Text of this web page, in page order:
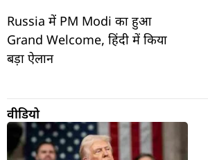
Russia में PM Modi का हुआ
Grand Welcome, हिंदी में किया
बड़ा ऐलान
वीडियो